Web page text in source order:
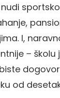
I,
– školu
od